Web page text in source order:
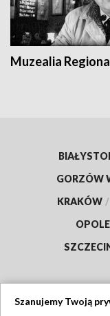
Muzealia
GORZÓW
KRAKÓW /
OPOLE
Szanujemy Twoją